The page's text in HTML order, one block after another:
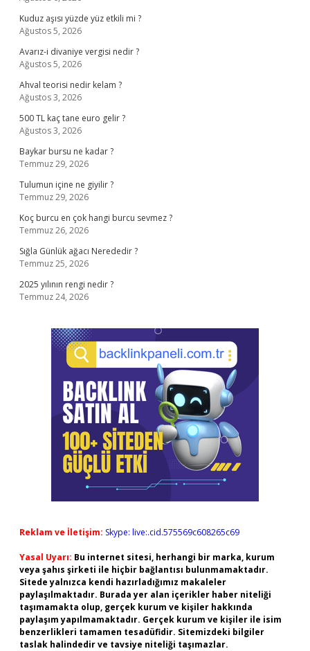
Kuduz aşısı yüzde yüz etkili mi ?
Ağustos 5, 2026
Avarız-i divaniye vergisi nedir ?
Ağustos 5, 2026
Ahval teorisi nedir kelam ?
Ağustos 3, 2026
500 TL kaç tane euro gelir ?
Ağustos 3, 2026
Baykar bursu ne kadar ?
Temmuz 29, 2026
Tulumun içine ne giyilir ?
Temmuz 29, 2026
Koç burcu en çok hangi burcu sevmez ?
Temmuz 26, 2026
Sığla Günlük ağacı Nerededir ?
Temmuz 25, 2026
2025 yılının rengi nedir ?
Temmuz 24, 2026
Reklam ve İletişim: Skype: live:.cid.575569c608265c69
Yasal Uyarı: Bu internet sitesi, herhangi bir marka, kurum
veya şahıs şirketi ile hiçbir bağlantısı bulunmamaktadır.
Sitede yalnızca kendi hazırladığımız makaleler
paylaşılmaktadır. Burada yer alan içerikler haber niteliği
taşımamakta olup, gerçek kurum ve kişiler hakkında
paylaşım yapılmamaktadır. Gerçek kurum ve kişiler ile isim
benzerlikleri tamamen tesadüfidir. Sitemizdeki bilgiler
taslak halindedir ve tavsiye niteliği taşımazlar.